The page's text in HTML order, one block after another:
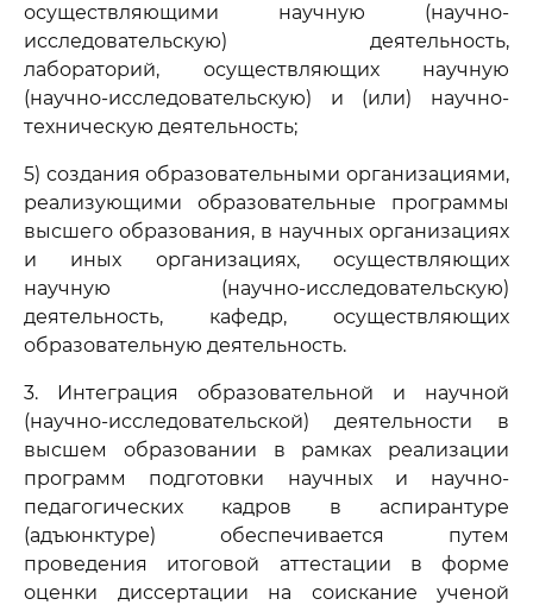
осуществляющими научную (научно-
исследовательскую) деятельность,
лабораторий, осуществляющих научную
(научно-исследовательскую) и (или) научно-
техническую деятельность;
5) создания образовательными организациями,
реализующими образовательные программы
высшего образования, в научных организациях
и иных организациях, осуществляющих
научную (научно-исследовательскую)
деятельность, кафедр, осуществляющих
образовательную деятельность.
3. Интеграция образовательной и научной
(научно-исследовательской) деятельности в
высшем образовании в рамках реализации
программ подготовки научных и научно-
педагогических кадров в аспирантуре
(адъюнктуре) обеспечивается путем
проведения итоговой аттестации в форме
оценки диссертации на соискание ученой